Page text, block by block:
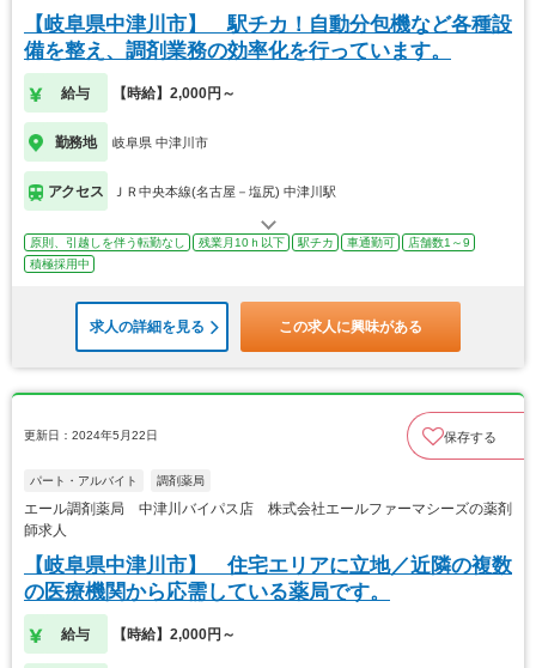
【岐阜県中津川市】 駅チカ！自動分包機など各種設
備を整え、調剤業務の効率化を行っています。
給与 【時給】2,000円～
勤務地 岐阜県 中津川市
アクセス ＪＲ中央本線(名古屋－塩尻) 中津川駅
原則、引越しを伴う転勤なし 残業月10ｈ以下 駅チカ 車通勤可
店舗数1～9
積極採用中
求人の詳細を見る この求人に興味がある
更新日：2024年5月22日 保存する
パート・アルバイト 調剤薬局
エール調剤薬局 中津川バイパス店 株式会社エールファーマシーズの薬剤
師求人
【岐阜県中津川市】 住宅エリアに立地／近隣の複数
の医療機関から応需している薬局です。
給与 【時給】2,000円～